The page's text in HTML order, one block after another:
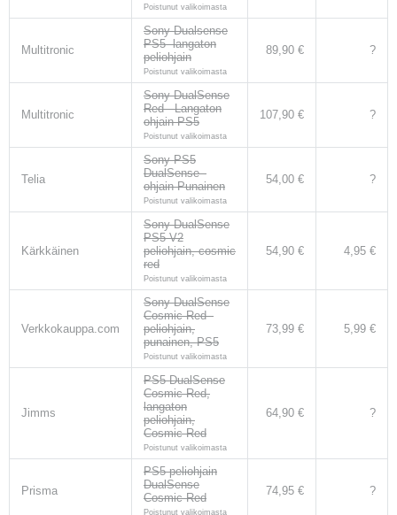
Poistunut valikoimasta
Multitronic
Sony Dualsense
PS5 -langaton
peliohjain
Poistunut valikoimasta
89,90 € ?
Multitronic
Sony DualSense
Red - Langaton
ohjain PS5
Poistunut valikoimasta
107,90 € ?
Telia
Sony PS5
DualSense -
ohjain Punainen
Poistunut valikoimasta
54,00 € ?
Kärkkäinen
Sony DualSense
PS5 V2
peliohjain, cosmic
red
Poistunut valikoimasta
54,90 € 4,95 €
Verkkokauppa.com
Sony DualSense
Cosmic Red -
peliohjain,
punainen, PS5
Poistunut valikoimasta
73,99 € 5,99 €
Jimms
PS5 DualSense
Cosmic Red,
langaton
peliohjain,
Cosmic Red
Poistunut valikoimasta
64,90 € ?
Prisma
PS5 peliohjain
DualSense
Cosmic Red
Poistunut valikoimasta
74,95 € ?